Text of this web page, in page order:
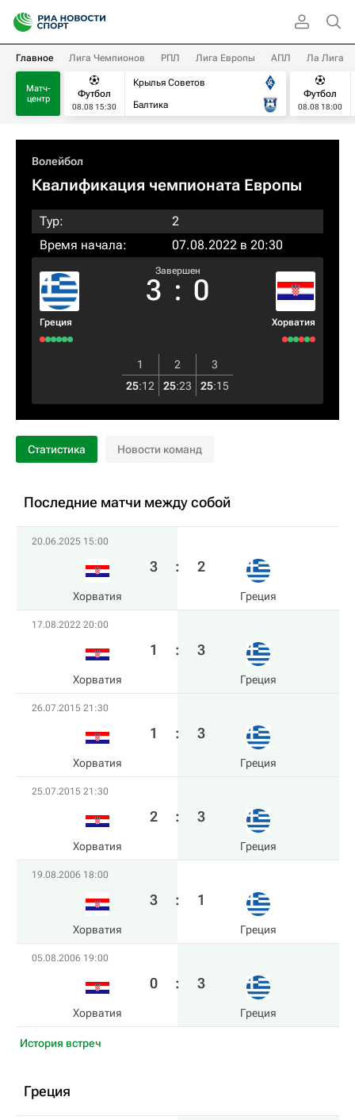
Главное Лига Чемпионов РПЛ Лига Европы АПЛ Ла Лига
Матч-
центр
Футбол
08.08 15:30
Крылья Советов
Балтика
Футбол
08.08 18:00
Волейбол
Квалификация чемпионата Европы
Тур:
2
Время начала:
07.08.2022 в 20:30
Греция
Завершен
3 : 0
Хорватия
1 2
3
25:12 25:23 25:15
Статистика Новости команд
Последние матчи между собой
20.06.2025 15:00
Хорватия
3 : 2
Греция
17.08.2022 20:00
Хорватия
1 : 3
Греция
26.07.2015 21:30
Хорватия
1 : 3
Греция
25.07.2015 21:30
Хорватия
2 : 3
Греция
19.08.2006 18:00
Хорватия
3 : 1
Греция
05.08.2006 19:00
Хорватия
0 : 3
Греция
История встреч
Греция